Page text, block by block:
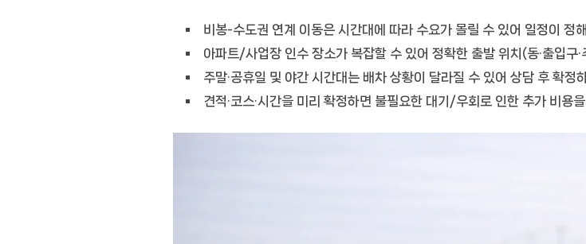
비봉-수도권 연계 이동은 시간대에 따라 수요가 몰릴 수 있어 일정이 정
아파트/사업장 인수 장소가 복잡할 수 있어 정확한 출발 위치(동·출입구
주말·공휴일 및 야간 시간대는 배차 상황이 달라질 수 있어 상담 후 확정
견적·코스·시간을 미리 확정하면 불필요한 대기/우회로 인한 추가 비용